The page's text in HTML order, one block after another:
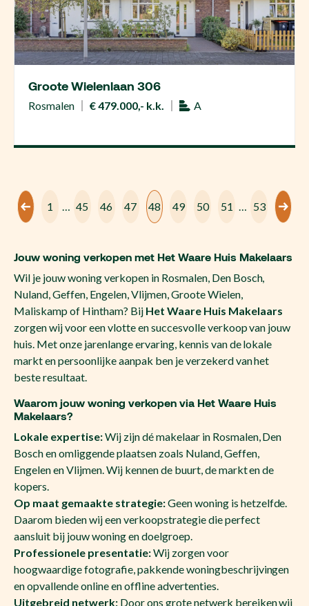
Groote Wielenlaan 306
Rosmalen € 479.000,- k.k. A
1 … 45 46 47 48 49 50 51 … 53
Jouw woning verkopen met Het Waare Huis Makelaars
Wil je jouw woning verkopen in Rosmalen, Den Bosch,
Nuland, Geffen, Engelen, Vlijmen, Groote Wielen,
Maliskamp of Hintham? Bij Het Waare Huis Makelaars
zorgen wij voor een vlotte en succesvolle verkoop van jouw
huis. Met onze jarenlange ervaring, kennis van de lokale
markt en persoonlijke aanpak ben je verzekerd van het
beste resultaat.
Waarom jouw woning verkopen via Het Waare Huis
Makelaars?
Lokale expertise:Wij zijn dé makelaar in Rosmalen, Den
Bosch en omliggende plaatsen zoals Nuland, Geffen,
Engelen en Vlijmen. Wij kennen de buurt, de markt en de
kopers.
Op maat gemaakte strategie:Geen woning is hetzelfde.
Daarom bieden wij een verkoopstrategie die perfect
aansluit bij jouw woning en doelgroep.
Professionele presentatie:Wij zorgen voor
hoogwaardige fotografie, pakkende woningbeschrijvingen
en opvallende online en offline advertenties.
Uitgebreid netwerk:Door ons grote netwerk bereiken wij